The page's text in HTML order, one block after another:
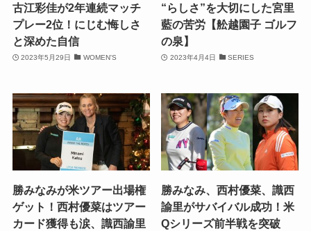
古江彩佳が2年連続マッチ
プレー2位！にじむ悔しさ
と深めた自信
2023年5月29日 WOMEN'S
“らしさ”を大切にした宮里
藍の苦労【舩越園子 ゴルフ
の泉】
2023年4月4日 SERIES
勝みなみが米ツアー出場権
ゲット！西村優菜はツアー
カード獲得も涙、識西諭里
勝みなみ、西村優菜、識西
諭里がサバイバル成功！米
Qシリーズ前半戦を突破